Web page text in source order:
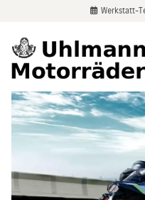
Werkstatt-